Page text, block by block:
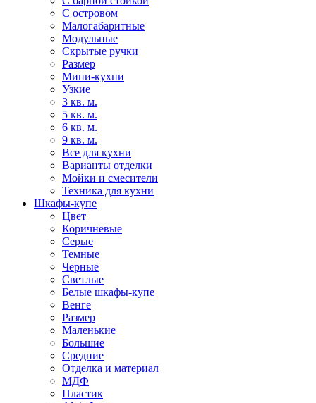
С островом
Малогабаритные
Модульные
Скрытые ручки
Размер
Мини-кухни
Узкие
3 кв. м.
5 кв. м.
6 кв. м.
9 кв. м.
Все для кухни
Варианты отделки
Мойки и смесители
Техника для кухни
Шкафы-купе
Цвет
Коричневые
Серые
Темные
Черные
Светлые
Белые шкафы-купе
Венге
Размер
Маленькие
Большие
Средние
Отделка и материал
МДФ
Пластик